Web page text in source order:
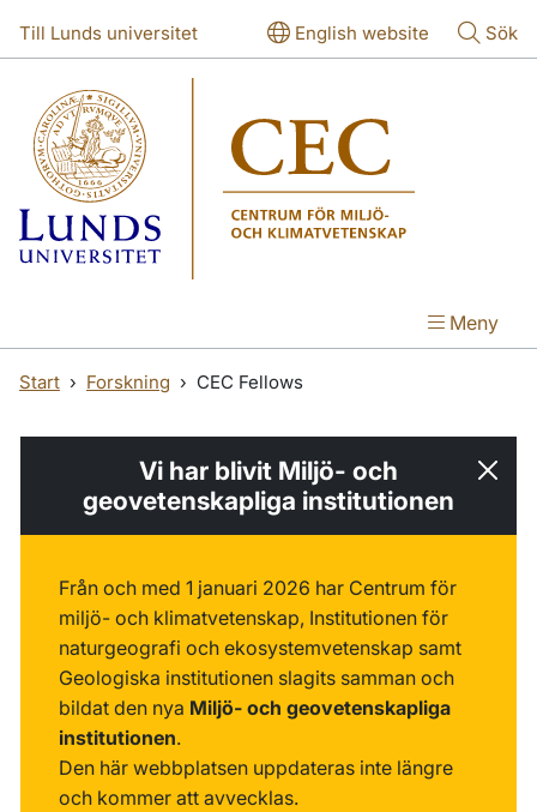
Till Lunds universitet English website Sök
Meny
Start Forskning CEC Fellows
Vi har blivit Miljö- och
geovetenskapliga institutionen
Från och med 1 januari 2026 har Centrum för
miljö- och klimatvetenskap, Institutionen för
naturgeografi och ekosystemvetenskap samt
Geologiska institutionen slagits samman och
bildat den nya Miljö- och geovetenskapliga
institutionen.
Den här webbplatsen uppdateras inte längre
och kommer att avvecklas.